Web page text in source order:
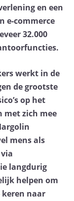
en een
e-commerce
32.000
werkt in de
de grootste
op het
met zich mee
mens als
langdurig
helpen om
keren naar